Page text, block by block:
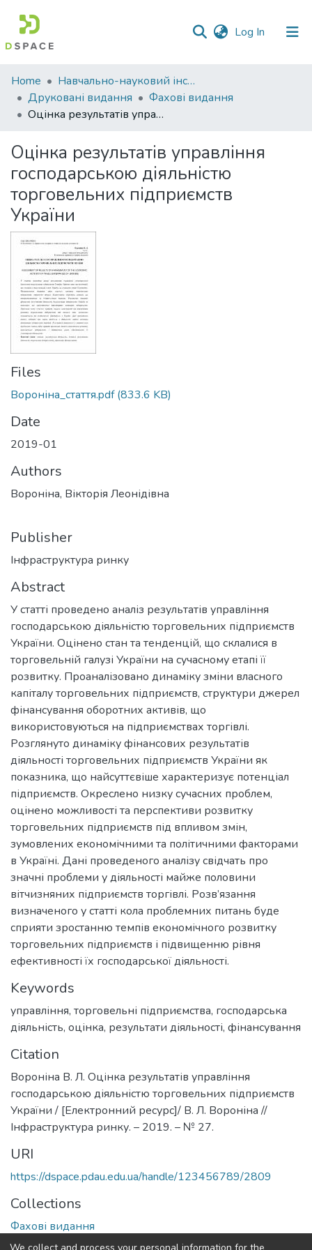
Log In (current)
Communities
&
Collections
Statistics
Home
Навчально-науковий інститут економіки, управління, права та інформаційних технологій
Друковані видання
Фахові видання
Оцінка результатів управління господарською діяльністю торговельних підприємств України
Оцінка результатів управління
господарською діяльністю
торговельних підприємств
України
Files
Вороніна_стаття.pdf(833.6 KB)
Date
2019-01
Authors
Вороніна, Вікторія Леонідівна
Publisher
Інфраструктура ринку
Abstract
У статті проведено аналіз результатів управління
господарською діяльністю торговельних підприємств
України. Оцінено стан та тенденцій, що склалися в
торговельній галузі України на сучасному етапі її
розвитку. Проаналізовано динаміку зміни власного
капіталу торговельних підприємств, структури джерел
фінансування оборотних активів, що
використовуються на підприємствах торгівлі.
Розглянуто динаміку фінансових результатів
діяльності торговельних підприємств України як
показника, що найсуттєвіше характеризує потенціал
підприємств. Окреслено низку сучасних проблем,
оцінено можливості та перспективи розвитку
торговельних підприємств під впливом змін,
зумовлених економічними та політичними факторами
в Україні. Дані проведеного аналізу свідчать про
значні проблеми у діяльності майже половини
вітчизняних підприємств торгівлі. Розв’язання
визначеного у статті кола проблемних питань буде
сприяти зростанню темпів економічного розвитку
торговельних підприємств і підвищенню рівня
ефективності їх господарської діяльності.
Keywords
управління, торговельні підприємства, господарська
діяльність, оцінка, результати діяльності, фінансування
Citation
Вороніна В. Л. Оцінка результатів управління
господарською діяльністю торговельних підприємств
України / [Електронний ресурс]/ В. Л. Вороніна //
Інфраструктура ринку. – 2019. – № 27.
URI
https://dspace.pdau.edu.ua/handle/123456789/2809
Collections
Фахові видання